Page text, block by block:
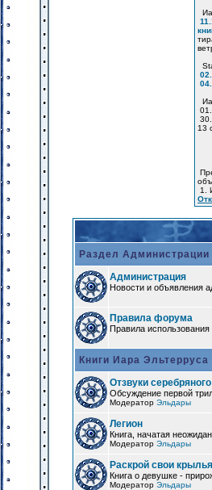
13
1.
Раздел Администрации
Администрация
Новости и объявления
Правила форума
Правила
Книги Иара Эльтерруса
Отзвуки
Обсуждение первой
Модератор Эльдары
Легион
Книга, начатая
Модератор Эльдары
Раскрой свои крылья
Книга о девушке -
Модератор Эльдары